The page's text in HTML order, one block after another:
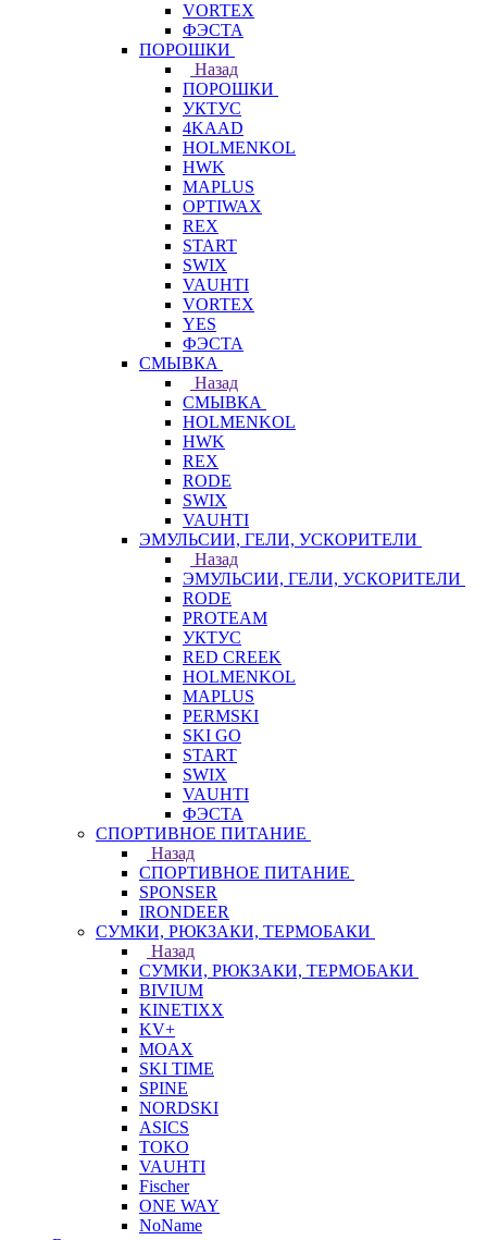
VORTEX
ФЭСТА
ПОРОШКИ
Назад
ПОРОШКИ
УКТУС
4KAAD
HOLMENKOL
HWK
MAPLUS
OPTIWAX
REX
START
SWIX
VAUHTI
VORTEX
YES
ФЭСТА
СМЫВКА
Назад
СМЫВКА
HOLMENKOL
HWK
REX
RODE
SWIX
VAUHTI
ЭМУЛЬСИИ, ГЕЛИ, УСКОРИТЕЛИ
Назад
ЭМУЛЬСИИ, ГЕЛИ, УСКОРИТЕЛИ
RODE
PROTEAM
УКТУС
RED CREEK
HOLMENKOL
MAPLUS
PERMSKI
SKI GO
START
SWIX
VAUHTI
ФЭСТА
СПОРТИВНОЕ ПИТАНИЕ
Назад
СПОРТИВНОЕ ПИТАНИЕ
SPONSER
IRONDEER
СУМКИ, РЮКЗАКИ, ТЕРМОБАКИ
Назад
СУМКИ, РЮКЗАКИ, ТЕРМОБАКИ
BIVIUM
KINETIXX
KV+
MOAX
SKI TIME
SPINE
NORDSKI
ASICS
TOKO
VAUHTI
Fischer
ONE WAY
NoName